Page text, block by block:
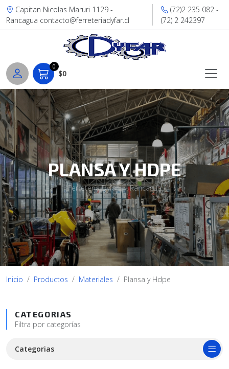
Capitan Nicolas Maruri 1129 -
Rancagua contacto@ferreteriadyfar.cl
(72)2 235 082 -
(72) 2 242397
0
$0
PLANSA Y HDPE
Ferretería Dyfar — Rancagua
Inicio Productos Materiales Plansa y Hdpe
CATEGORIAS
Filtra por categorías
Categorias